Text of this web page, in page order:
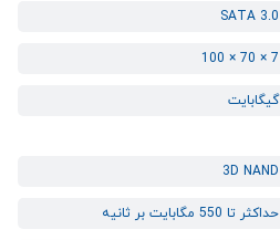
SATA 3.0
7 × 70 × 100
گیگابایت
3D NAND
حداکثر تا 550 مگابایت بر ثانیه